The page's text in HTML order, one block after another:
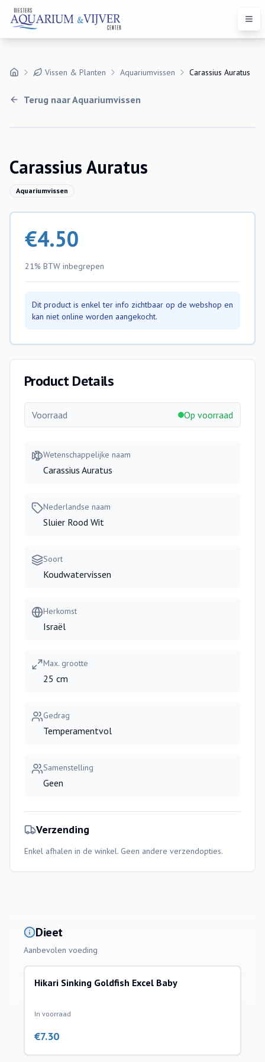
Vissen & Planten Aquariumvissen Carassius Auratus
Terug naarAquariumvissen
Carassius Auratus
Aquariumvissen
€4.50
21% BTW inbegrepen
Dit product is enkel ter info zichtbaar op de webshop en
kan niet online worden aangekocht.
Product Details
Voorraad Op voorraad
Wetenschappelijke naam
Carassius Auratus
Nederlandse naam
Sluier Rood Wit
Soort
Koudwatervissen
Herkomst
Israël
Max. grootte
25 cm
Gedrag
Temperamentvol
Samenstelling
Geen
Verzending
Enkel afhalen in de winkel. Geen andere verzendopties.
Dieet
Aanbevolen voeding
Hikari Sinking Goldfish Excel Baby
In voorraad
€7.30